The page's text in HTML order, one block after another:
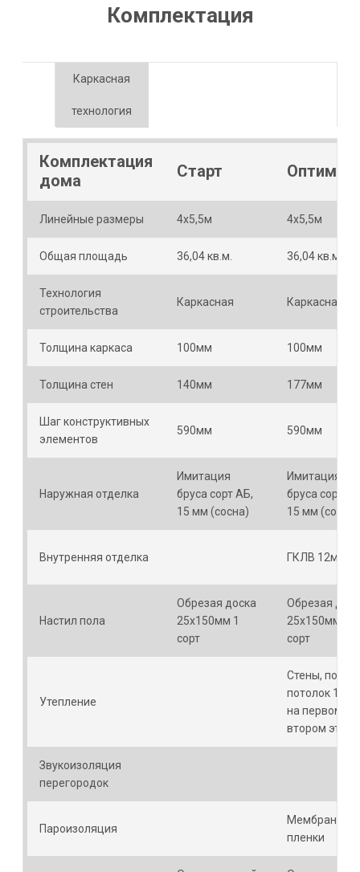
Комплектация
Каркасная
технология
Комплектация
дома
Старт Оптимум
Линейные размеры 4х5,5м 4х5,5м
Общая площадь 36,04 кв.м. 36,04 кв.м.
Технология
строительства
Каркасная Каркасная
Толщина каркаса 100мм 100мм
Толщина стен 140мм 177мм
Шаг конструктивных
элементов
590мм 590мм
Наружная отделка
Имитация
бруса сорт АБ,
15 мм (сосна)
Имитация
бруса сорт
15 мм (сосна)
Внутренняя отделка ГКЛВ 12мм
Настил пола
Обрезая доска
25х150мм 1
сорт
Обрезая
25х150мм 1
сорт
Утепление
Стены, пол,
потолок
на первом и
втором
Звукоизоляция
перегородок
Пароизоляция
Мембранные
пленки